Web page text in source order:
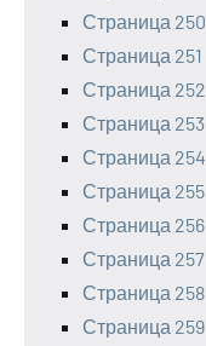
Страница 250
Страница 251
Страница 252
Страница 253
Страница 254
Страница 255
Страница 256
Страница 257
Страница 258
Страница 259